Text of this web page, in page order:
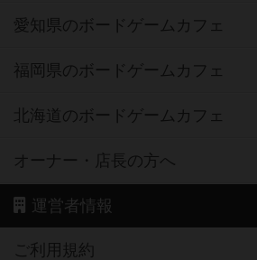
愛知県のボードゲームカフェ
福岡県のボードゲームカフェ
北海道のボードゲームカフェ
オーナー・店長の方へ
運営者情報
ご利用規約